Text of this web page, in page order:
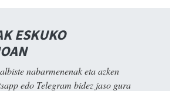
ESKUKO
nabarmenenak eta azken
edo Telegram bidez jaso gura